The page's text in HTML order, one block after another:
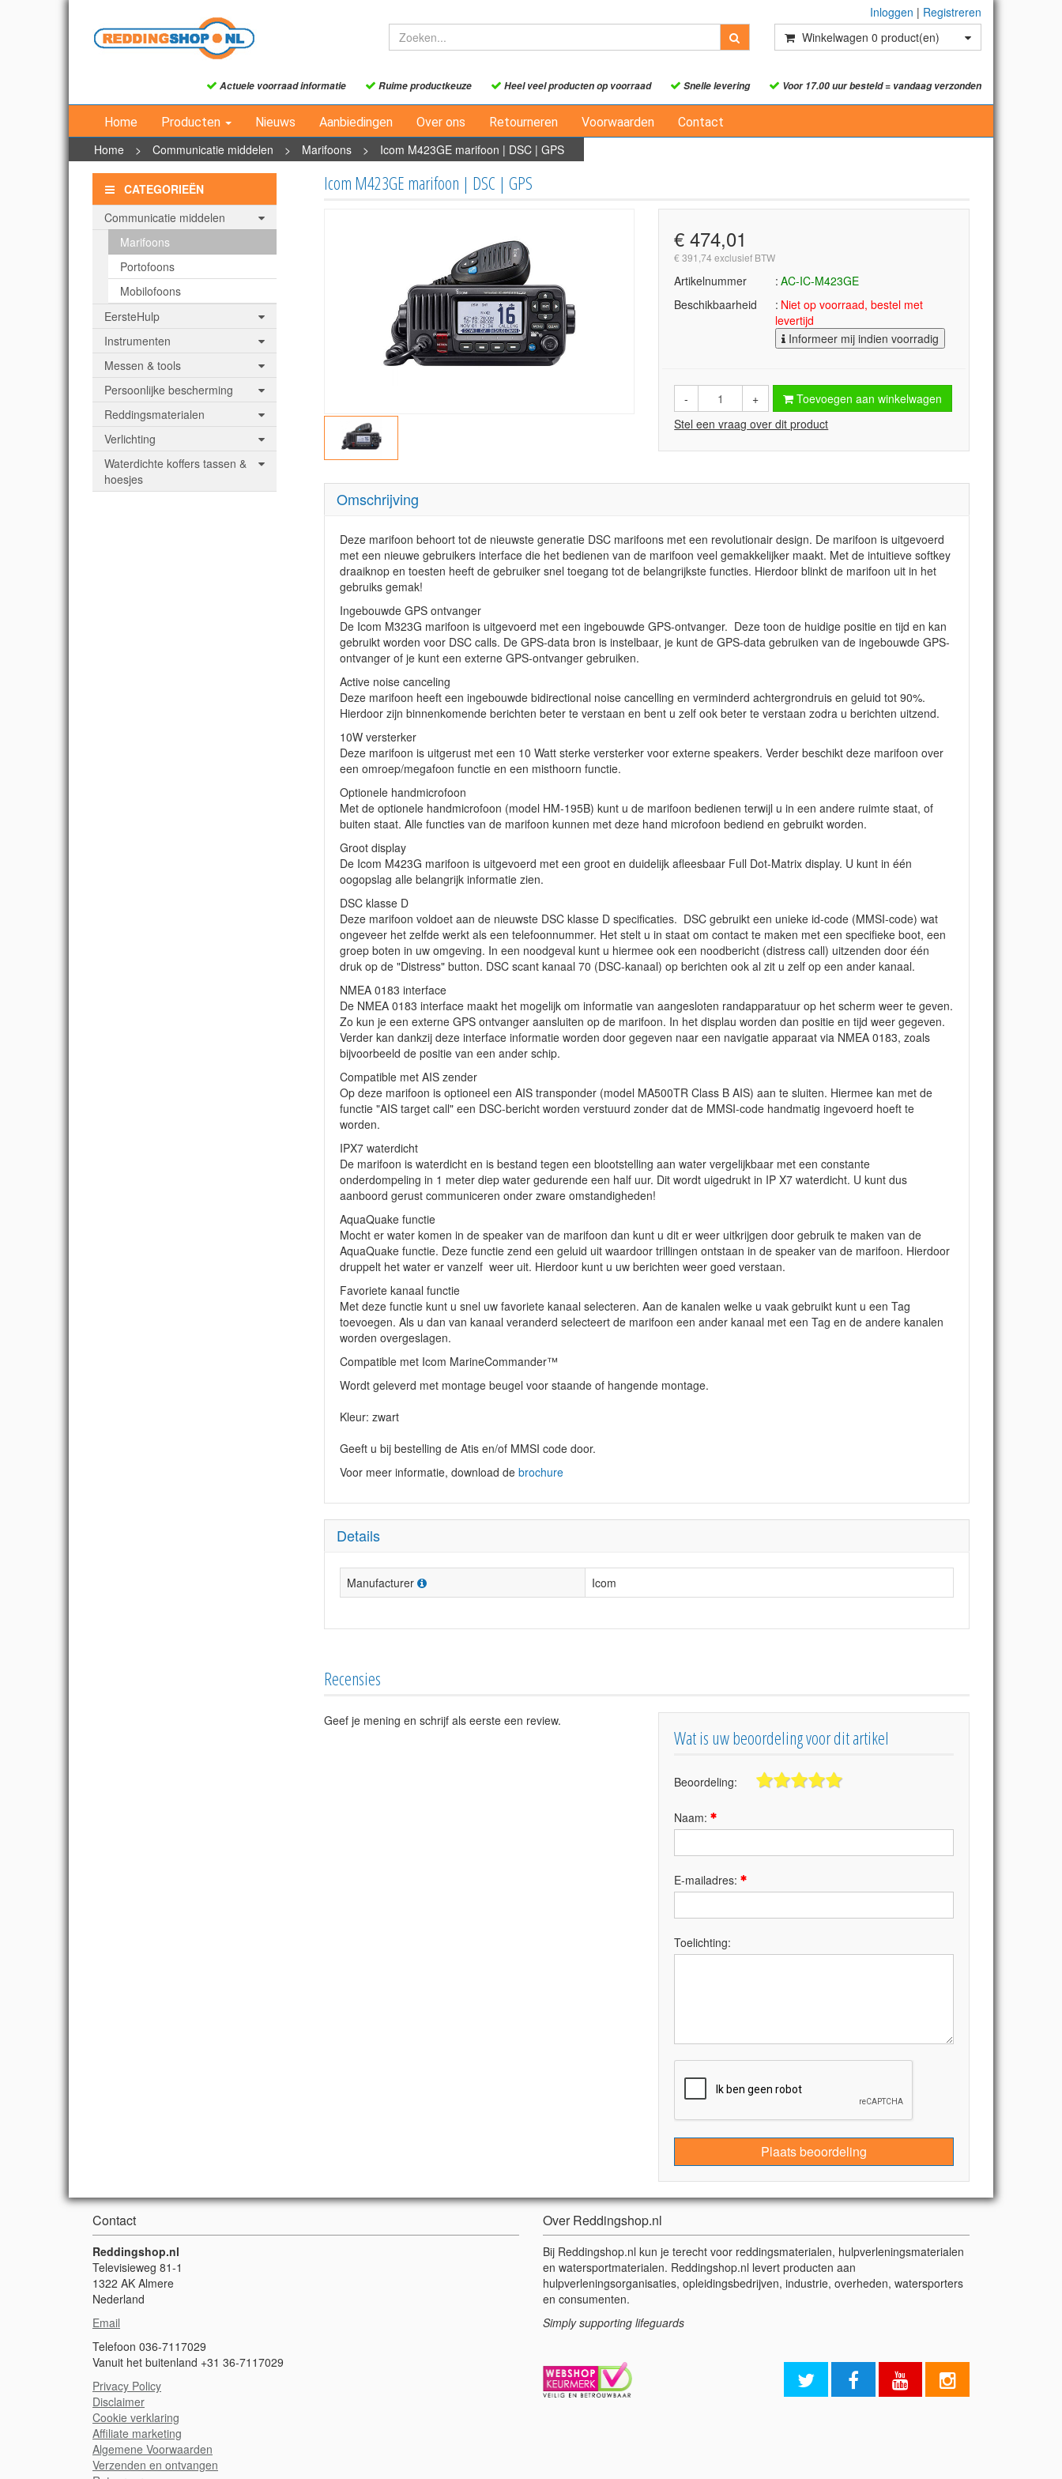
Inloggen | Registreren
Winkelwagen 0 product(en)
Actuele voorraad informatie Ruime productkeuze Heel veel producten op voorraad Snelle levering Voor 17.00 uur besteld = vandaag verzonden
Home Producten Nieuws Aanbiedingen Over ons Retourneren Voorwaarden Contact
Home > Communicatie middelen > Marifoons > Icom M423GE marifoon | DSC | GPS
CATEGORIEËN
Communicatie middelen
Marifoons
Portofoons
Mobilofoons
EersteHulp
Instrumenten
Messen & tools
Persoonlijke bescherming
Reddingsmaterialen
Verlichting
Waterdichte koffers tassen &
hoesjes
Icom M423GE marifoon | DSC | GPS
€ 474,01
€ 391,74 exclusief BTW
Artikelnummer
AC-IC-M423GE
Beschikbaarheid
Niet op voorraad, bestel met
levertijd
Informeer mij indien voorradig
- +
Toevoegen aan winkelwagen
Stel een vraag over dit product
Omschrijving
Deze marifoon behoort tot de nieuwste generatie DSC marifoons met een revolutionair design. De marifoon is uitgevoerd
met een nieuwe gebruikers interface die het bedienen van de marifoon veel gemakkelijker maakt. Met de intuitieve softkey
draaiknop en toesten heeft de gebruiker snel toegang tot de belangrijkste functies. Hierdoor blinkt de marifoon uit in het
gebruiks gemak!
Ingebouwde GPS ontvanger
De Icom M323G marifoon is uitgevoerd met een ingebouwde GPS-ontvanger. Deze toon de huidige positie en tijd en kan
gebruikt worden voor DSC calls. De GPS-data bron is instelbaar, je kunt de GPS-data gebruiken van de ingebouwde GPS-
ontvanger of je kunt een externe GPS-ontvanger gebruiken.
Active noise canceling
Deze marifoon heeft een ingebouwde bidirectional noise cancelling en verminderd achtergrondruis en geluid tot 90%.
Hierdoor zijn binnenkomende berichten beter te verstaan en bent u zelf ook beter te verstaan zodra u berichten uitzend.
10W versterker
Deze marifoon is uitgerust met een 10 Watt sterke versterker voor externe speakers. Verder beschikt deze marifoon over
een omroep/megafoon functie en een misthoorn functie.
Optionele handmicrofoon
Met de optionele handmicrofoon (model HM-195B) kunt u de marifoon bedienen terwijl u in een andere ruimte staat, of
buiten staat. Alle functies van de marifoon kunnen met deze hand microfoon bediend en gebruikt worden.
Groot display
De Icom M423G marifoon is uitgevoerd met een groot en duidelijk afleesbaar Full Dot-Matrix display. U kunt in één
oogopslag alle belangrijk informatie zien.
DSC klasse D
Deze marifoon voldoet aan de nieuwste DSC klasse D specificaties. DSC gebruikt een unieke id-code (MMSI-code) wat
ongeveer het zelfde werkt als een telefoonnummer. Het stelt u in staat om contact te maken met een specifieke boot, een
groep boten in uw omgeving. In een noodgeval kunt u hiermee ook een noodbericht (distress call) uitzenden door één
druk op de "Distress" button. DSC scant kanaal 70 (DSC-kanaal) op berichten ook al zit u zelf op een ander kanaal.
NMEA 0183 interface
De NMEA 0183 interface maakt het mogelijk om informatie van aangesloten randapparatuur op het scherm weer te geven.
Zo kun je een externe GPS ontvanger aansluiten op de marifoon. In het displau worden dan positie en tijd weer gegeven.
Verder kan dankzij deze interface informatie worden door gegeven naar een navigatie apparaat via NMEA 0183, zoals
bijvoorbeeld de positie van een ander schip.
Compatible met AIS zender
Op deze marifoon is optioneel een AIS transponder (model MA500TR Class B AIS) aan te sluiten. Hiermee kan met de
functie "AIS target call" een DSC-bericht worden verstuurd zonder dat de MMSI-code handmatig ingevoerd hoeft te
worden.
IPX7 waterdicht
De marifoon is waterdicht en is bestand tegen een blootstelling aan water vergelijkbaar met een constante
onderdompeling in 1 meter diep water gedurende een half uur. Dit wordt uigedrukt in IP X7 waterdicht. U kunt dus
aanboord gerust communiceren onder zware omstandigheden!
AquaQuake functie
Mocht er water komen in de speaker van de marifoon dan kunt u dit er weer uitkrijgen door gebruik te maken van de
AquaQuake functie. Deze functie zend een geluid uit waardoor trillingen ontstaan in de speaker van de marifoon. Hierdoor
druppelt het water er vanzelf weer uit. Hierdoor kunt u uw berichten weer goed verstaan.
Favoriete kanaal functie
Met deze functie kunt u snel uw favoriete kanaal selecteren. Aan de kanalen welke u vaak gebruikt kunt u een Tag
toevoegen. Als u dan van kanaal veranderd selecteert de marifoon een ander kanaal met een Tag en de andere kanalen
worden overgeslagen.
Compatible met Icom MarineCommander™
Wordt geleverd met montage beugel voor staande of hangende montage.
Kleur: zwart
Geeft u bij bestelling de Atis en/of MMSI code door.
Voor meer informatie, download de brochure
Details
Manufacturer Icom
Recensies
Geef je mening en schrijf als eerste een review.
Wat is uw beoordeling voor dit artikel
Beoordeling:
Naam:
E-mailadres:
Toelichting:
Plaats beoordeling
Contact
Reddingshop.nl
Televisieweg 81-1
1322 AK Almere
Nederland
Email
Telefoon 036-7117029
Vanuit het buitenland +31 36-7117029
Privacy Policy
Disclaimer
Cookie verklaring
Affiliate marketing
Algemene Voorwaarden
Verzenden en ontvangen
Over Reddingshop.nl
Bij Reddingshop.nl kun je terecht voor reddingsmaterialen, hulpverleningsmaterialen
en watersportmaterialen. Reddingshop.nl levert producten aan
hulpverleningsorganisaties, opleidingsbedrijven, industrie, overheden, watersporters
en consumenten.
Simply supporting lifeguards